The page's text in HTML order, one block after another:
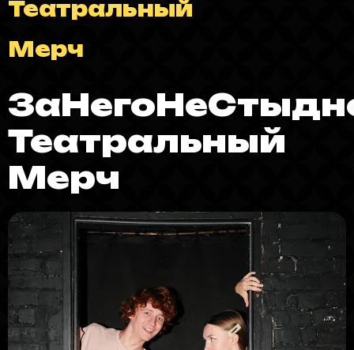
Театральный
Мерч
Театральный
Мерч